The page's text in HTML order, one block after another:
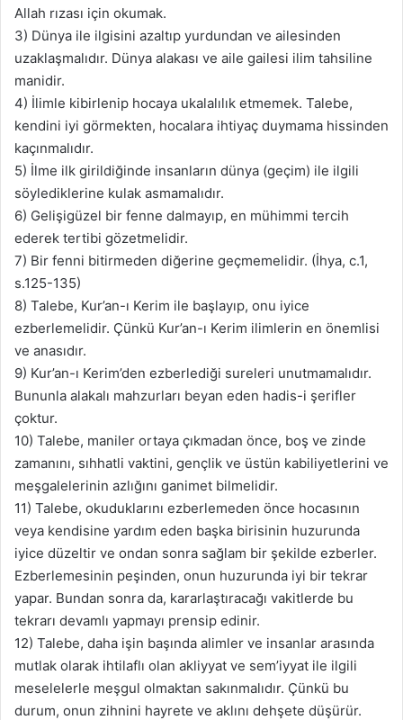
Allah rızası için okumak.
3) Dünya ile ilgisini azaltıp yurdundan ve ailesinden
uzaklaşmalıdır. Dünya alakası ve aile gailesi ilim tahsiline
manidir.
4) İlimle kibirlenip hocaya ukalalılık etmemek. Talebe,
kendini iyi görmekten, hocalara ihtiyaç duymama hissinden
kaçınmalıdır.
5) İlme ilk girildiğinde insanların dünya (geçim) ile ilgili
söylediklerine kulak asmamalıdır.
6) Gelişigüzel bir fenne dalmayıp, en mühimmi tercih
ederek tertibi gözetmelidir.
7) Bir fenni bitirmeden diğerine geçmemelidir. (İhya, c.1,
s.125-135)
8) Talebe, Kur’an-ı Kerim ile başlayıp, onu iyice
ezberlemelidir. Çünkü Kur’an-ı Kerim ilimlerin en önemlisi
ve anasıdır.
9) Kur’an-ı Kerim’den ezberlediği sureleri unutmamalıdır.
Bununla alakalı mahzurları beyan eden hadis-i şerifler
çoktur.
10) Talebe, maniler ortaya çıkmadan önce, boş ve zinde
zamanını, sıhhatli vaktini, gençlik ve üstün kabiliyetlerini ve
meşgalelerinin azlığını ganimet bilmelidir.
11) Talebe, okuduklarını ezberlemeden önce hocasının
veya kendisine yardım eden başka birisinin huzurunda
iyice düzeltir ve ondan sonra sağlam bir şekilde ezberler.
Ezberlemesinin peşinden, onun huzurunda iyi bir tekrar
yapar. Bundan sonra da, kararlaştıracağı vakitlerde bu
tekrarı devamlı yapmayı prensip edinir.
12) Talebe, daha işin başında alimler ve insanlar arasında
mutlak olarak ihtilaflı olan akliyyat ve sem’iyyat ile ilgili
meselelerle meşgul olmaktan sakınmalıdır. Çünkü bu
durum, onun zihnini hayrete ve aklını dehşete düşürür.